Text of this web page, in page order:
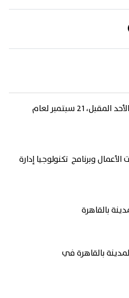
بداية الدراسة رسميًا يوم الأحد المقبل، 21 سبتمبر لعام
وبرنامج تكنولوجيا إدارة
بالقاهرة